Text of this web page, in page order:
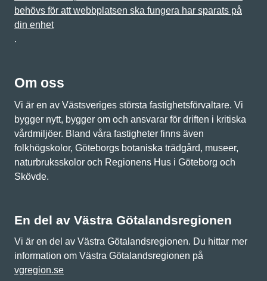
behövs för att webbplatsen ska fungera har sparats på
din enhet
.
Om oss
Vi är en av Västsveriges största fastighetsförvaltare. Vi
bygger nytt, bygger om och ansvarar för driften i kritiska
vårdmiljöer. Bland våra fastigheter finns även
folkhögskolor, Göteborgs botaniska trädgård, museer,
naturbruksskolor och Regionens Hus i Göteborg och
Skövde.
En del av Västra Götalandsregionen
Vi är en del av Västra Götalandsregionen. Du hittar mer
information om Västra Götalandsregionen på
vgregion.se